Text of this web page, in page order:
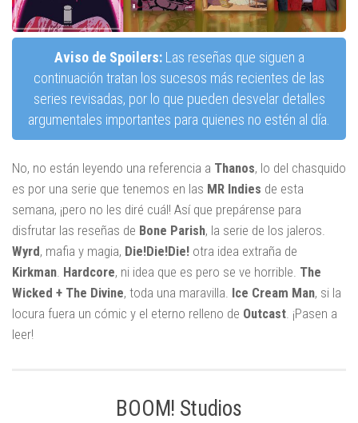
Aviso de Spoilers:Las reseñas que siguen a
continuación tratan los sucesos más recientes de las
series revisadas, por lo que pueden desvelar detalles
argumentales importantes para quienes no estén al día.
No, no están leyendo una referencia a Thanos, lo del chasquido
es por una serie que tenemos en las MR Indies de esta
semana, ¡pero no les diré cuál! Así que prepárense para
disfrutar las reseñas de Bone Parish, la serie de los jaleros.
Wyrd, mafia y magia, Die!Die!Die! otra idea extraña de
Kirkman. Hardcore, ni idea que es pero se ve horrible. The
Wicked + The Divine, toda una maravilla. Ice Cream Man, si la
locura fuera un cómic y el eterno relleno de Outcast. ¡Pasen a
leer!
BOOM! Studios